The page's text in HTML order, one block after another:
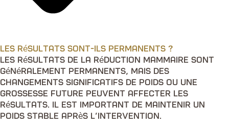
Les résultats sont-ils permanents ?
Les résultats de la réduction mammaire sont
généralement permanents, mais des
changements significatifs de poids ou une
grossesse future peuvent affecter les
résultats. Il est important de maintenir un
poids stable après l’intervention.